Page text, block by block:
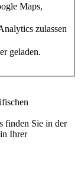
Maps,
zulassen
geladen.
finden Sie in der
Ihrer